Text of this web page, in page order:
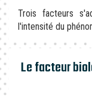
Trois facteurs
l'intensité du
Le facteur